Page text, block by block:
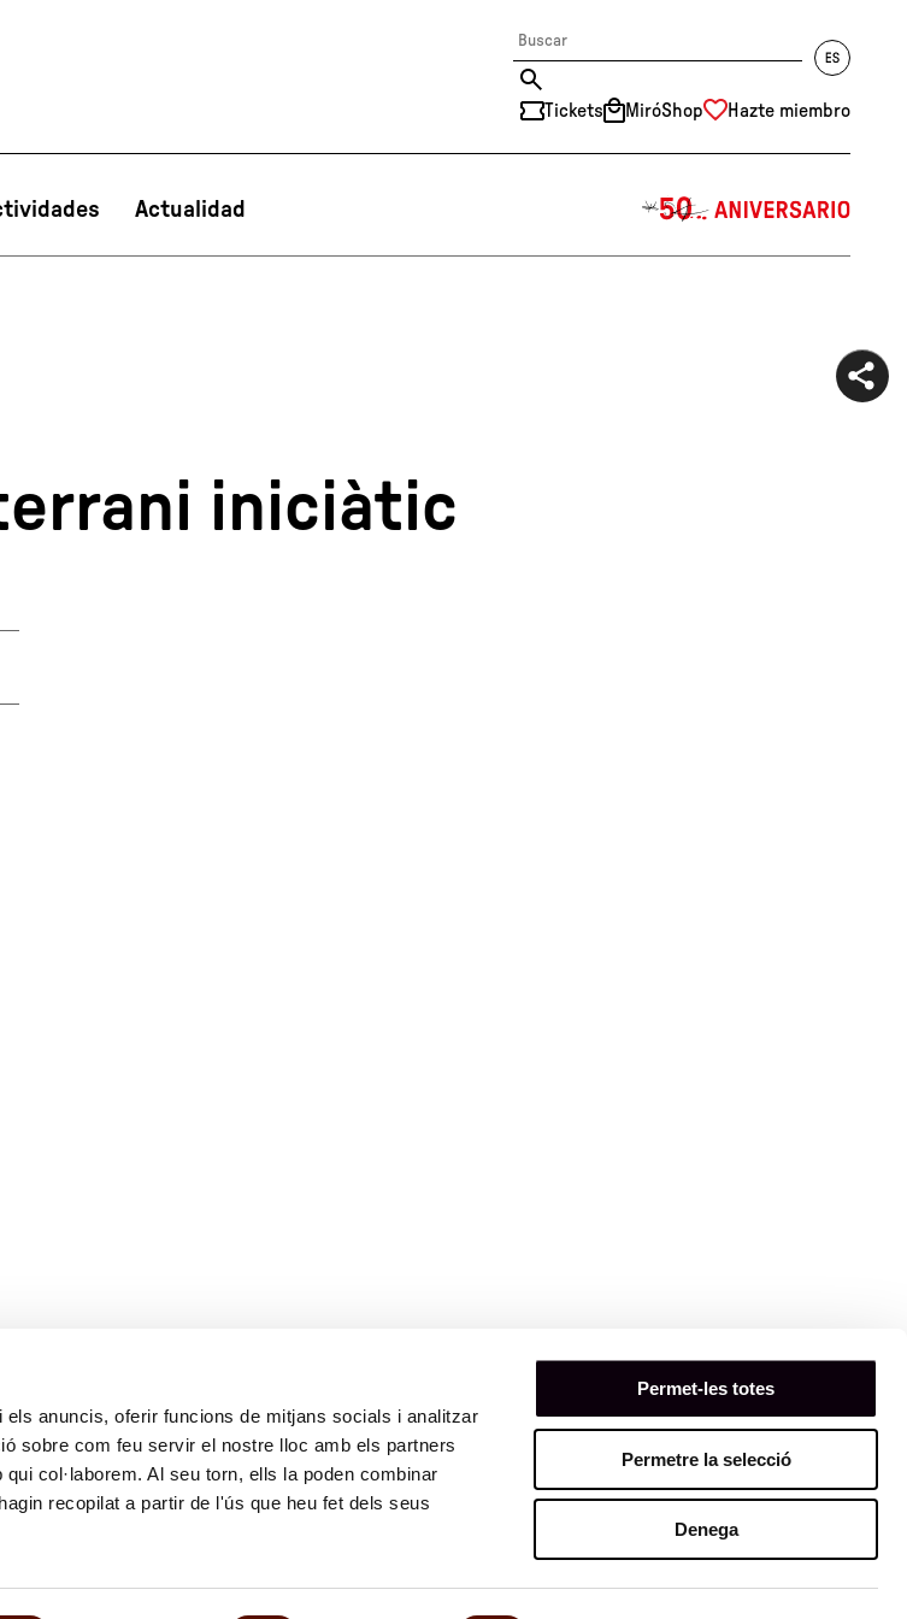
anuncis, oferir funcions de mitjans socials i analitzar
sobre com feu servir el nostre lloc amb els partners
col·laborem. Al seu torn, ells la poden combinar
recopilat a partir de l'ús que heu fet dels seus
Permet-les totes
Permetre la selecció
Denega
Tickets MiróShop Hazte miembro
Actualidad
iniciàtic